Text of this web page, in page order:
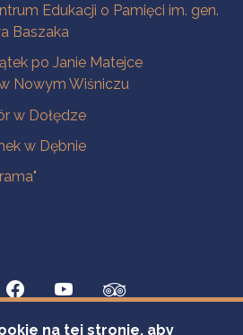
Edukacji o Pamięci im. gen.
Baszaka
po Janie Matejce
Nowym Wiśniczu
w Dołędze
w Dębnie
na tej stronie, aby